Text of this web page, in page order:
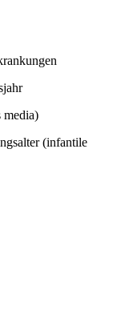
media)
(infantile